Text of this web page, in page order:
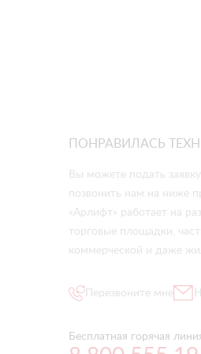
ПОНРАВИЛАСЬ
Вы можете подать
позвонить нам на ниже
«Арлифт» работает на
торговые площадки,
коммерческой и даже
Перезвоните мне
Бесплатная горячая